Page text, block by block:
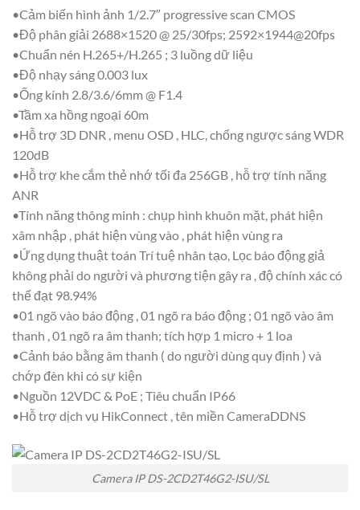
•Cảm biến hình ảnh 1/2.7″ progressive scan CMOS
•Độ phân giải 2688×1520 @ 25/30fps; 2592×1944@20fps
•Chuẩn nén H.265+/H.265 ; 3 luồng dữ liệu
•Độ nhạy sáng 0.003 lux
•Ống kính 2.8/3.6/6mm @ F1.4
•Tầm xa hồng ngoại 60m
•Hỗ trợ 3D DNR , menu OSD , HLC, chống ngược sáng WDR
120dB
•Hỗ trợ khe cắm thẻ nhớ tối đa 256GB , hỗ trợ tính năng
ANR
•Tính năng thông minh : chụp hình khuôn mặt, phát hiện
xâm nhập , phát hiện vùng vào , phát hiện vùng ra
•Ứng dụng thuật toán Trí tuệ nhân tạo, Lọc báo động giả
không phải do người và phương tiện gây ra , độ chính xác có
thể đạt 98.94%
•01 ngõ vào báo động , 01 ngõ ra báo động ; 01 ngõ vào âm
thanh , 01 ngõ ra âm thanh; tích hợp 1 micro + 1 loa
•Cảnh báo bằng âm thanh ( do người dùng quy định ) và
chớp đèn khi có sự kiện
•Nguồn 12VDC & PoE ; Tiêu chuẩn IP66
•Hỗ trợ dịch vụ HikConnect , tên miền CameraDDNS
Camera IP DS-2CD2T46G2-ISU/SL